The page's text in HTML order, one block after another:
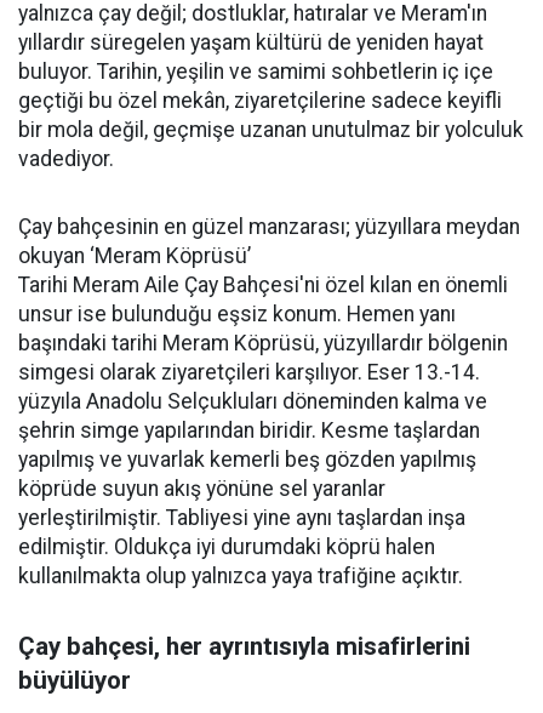
yalnızca çay değil; dostluklar, hatıralar ve Meram'ın
yıllardır süregelen yaşam kültürü de yeniden hayat
buluyor. Tarihin, yeşilin ve samimi sohbetlerin iç içe
geçtiği bu özel mekân, ziyaretçilerine sadece keyifli
bir mola değil, geçmişe uzanan unutulmaz bir yolculuk
vadediyor.
Çay bahçesinin en güzel manzarası; yüzyıllara meydan
okuyan ‘Meram Köprüsü’
Tarihi Meram Aile Çay Bahçesi'ni özel kılan en önemli
unsur ise bulunduğu eşsiz konum. Hemen yanı
başındaki tarihi Meram Köprüsü, yüzyıllardır bölgenin
simgesi olarak ziyaretçileri karşılıyor. Eser 13.-14.
yüzyıla Anadolu Selçukluları döneminden kalma ve
şehrin simge yapılarından biridir. Kesme taşlardan
yapılmış ve yuvarlak kemerli beş gözden yapılmış
köprüde suyun akış yönüne sel yaranlar
yerleştirilmiştir. Tabliyesi yine aynı taşlardan inşa
edilmiştir. Oldukça iyi durumdaki köprü halen
kullanılmakta olup yalnızca yaya trafiğine açıktır.
Çay bahçesi, her ayrıntısıyla misafirlerini
büyülüyor